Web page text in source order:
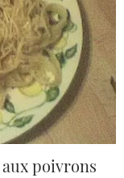
poivrons